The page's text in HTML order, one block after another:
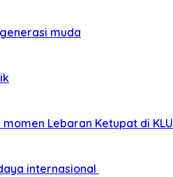
muda
Lebaran Ketupat di KLU
internasional